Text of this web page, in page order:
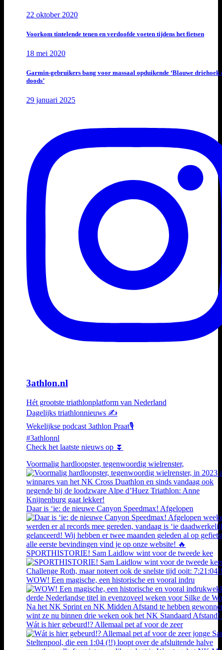
22 oktober 2020
Voorkom tintelende tenen en verdoofde voeten tijdens het fietsen
18 mei 2020
Garmin-gebruikers bang voor massaal opduikende ‘Blauwe driehoek
doods’
29 januari 2025
3athlon.nl
Hét grootste triathlonplatform van Nederland
Dagelijks triathlonnieuws ✍️
Wekelijkse podcast 3athlon Praat🎙️
#3athlonnl
Check het laatste nieuws op ⏬
Voormalig hardloopster, tegenwoordig wielrenster,
Daar is ‘ie: de nieuwe Canyon Speedmax! Afgelopen
SPORTHISTORIE! Sam Laidlow wint voor de tweede kee
WOW! Een magische, een historische en vooral indru
Wát is hier gebeurd!? Allemaal pet af voor de zeer